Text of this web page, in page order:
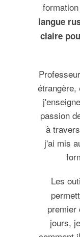
formation
langue
claire
étrangère,
passion
à
j'ai mis
Les
premier
jours,